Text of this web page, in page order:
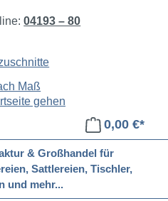
04193 – 80
Maß
0,00 €*
& Großhandel für
Sattlereien, Tischler,
und mehr...